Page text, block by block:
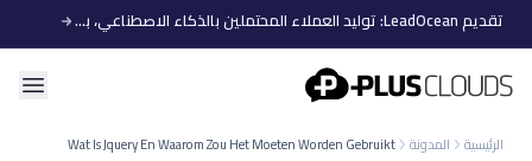
تقديم LeadOcean: توليد العملاء المحتملين بالذكاء الاصطناعي، بيانات منتقاة، توسع سهل
PlusClouds
الرئيسية المدونة Wat Is Jquery En Waarom Zou Het Moeten Worden Gebruikt